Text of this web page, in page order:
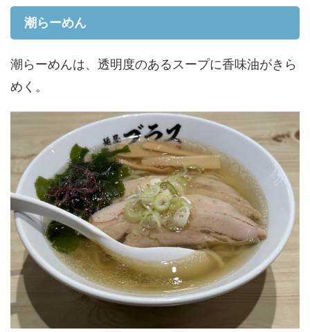
潮らーめん
潮らーめんは、透明度のあるスープに香味油がきら
めく。